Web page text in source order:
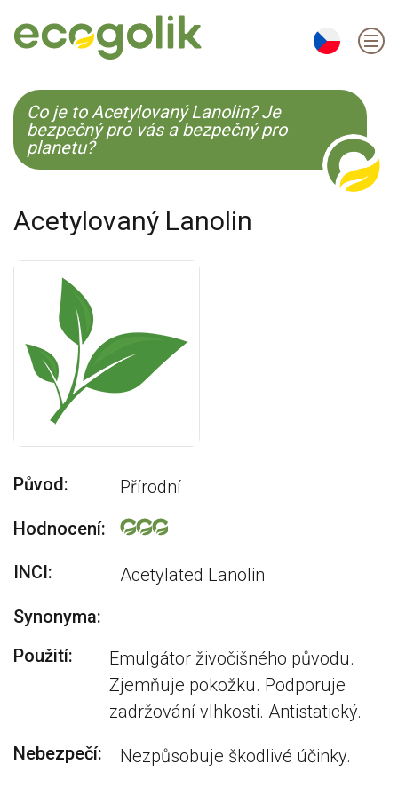
EN ES KO
Co je to Acetylovaný Lanolin? Je
bezpečný pro vás a bezpečný pro
planetu?
Acetylovaný Lanolin
Původ:
Přírodní
Hodnocení:
INCI:
Acetylated Lanolin
Synonyma:
Použití:
Emulgátor živočišného původu.
Zjemňuje pokožku. Podporuje
zadržování vlhkosti. Antistatický.
Nebezpečí:
Nezpůsobuje škodlivé účinky.